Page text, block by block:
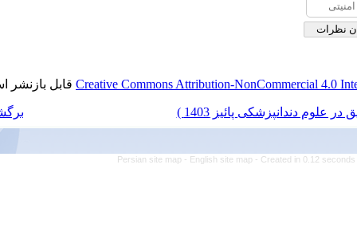
Creative Commonsقابل بازنشر است.
برگشت به فهرست نسخه ها
Persian site map -